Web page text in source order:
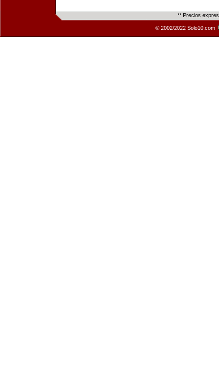
** Precios
© 2002/2022 Solo10.com